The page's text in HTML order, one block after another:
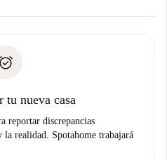
problema.
tu nueva casa
reportar discrepancias
realidad. Spotahome trabajará